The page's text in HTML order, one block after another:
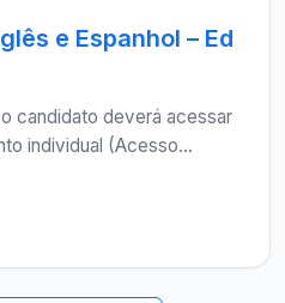
e Espanhol – Ed
candidato deverá acessar
individual (Acesso...